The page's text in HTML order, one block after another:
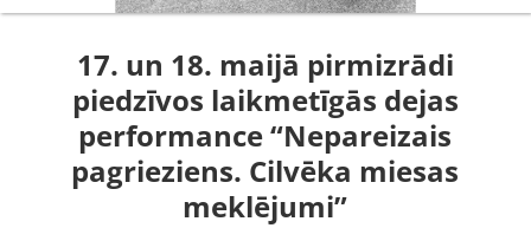
17. un 18. maijā pirmizrādi
piedzīvos laikmetīgās dejas
performance “Nepareizais
pagrieziens. Cilvēka miesas
meklējumi”